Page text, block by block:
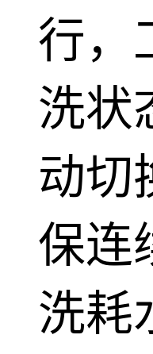
行，
洗状
动切
保连
洗耗